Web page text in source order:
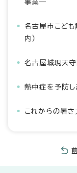
事業―
名古屋市こど
内）
名古屋城現天
熱中症を予防し
これからの暑さ